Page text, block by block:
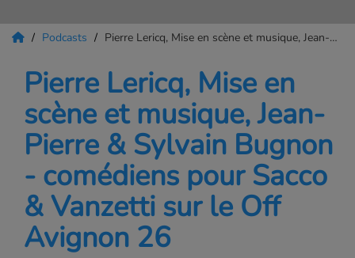
Podcasts Pierre Lericq, Mise en scène et musique, Jean-Pierre & Sylvain Bugnon - comédiens pour Sacco & Vanzetti sur le Off Avignon 26
Pierre Lericq, Mise en
scène et musique, Jean-
Pierre & Sylvain Bugnon
- comédiens pour Sacco
& Vanzetti sur le Off
Avignon 26